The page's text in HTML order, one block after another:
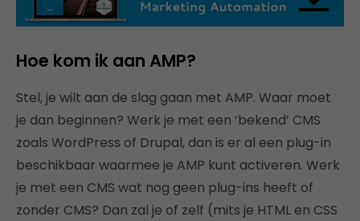
Hoe kom ik aan AMP?
Stel, je wilt aan de slag gaan met AMP. Waar moet
je dan beginnen? Werk je met een ‘bekend’ CMS
zoals WordPress of Drupal, dan is er al een plug-in
beschikbaar waarmee je AMP kunt activeren. Werk
je met een CMS wat nog geen plug-ins heeft of
zonder CMS? Dan zal je of zelf (mits je HTML en CSS